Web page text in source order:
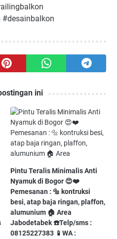
ini
Pintu Teralis Minimalis Anti
Nyamuk di Bogor⁠ 😍❤️⁠ ⁠ ⁠
Pemesanan : 🔩 kontruksi
besi, atap baja ringan, plaffon,
alumunium⁠ 🏠 Area
Jabodetabek⁠ ☎️Telp/sms :
08125227383⁠ 📱WA :